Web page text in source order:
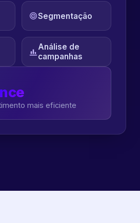
Segmentação
Análise de
campanhas
mais eficiente